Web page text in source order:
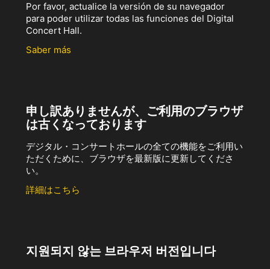
Por favor, actualice la versión de su navegador
para poder utilizar todas las funciones del Digital
Concert Hall.
Saber más
申し訳ありませんが、ご利用のブラウザ
は古くなっております
デジタル・コンサートホールの全ての機能をご利用い
ただくために、ブラウザを最新版に更新してくださ
い。
詳細はこちら
지원되지 않는 브라우저 버전입니다